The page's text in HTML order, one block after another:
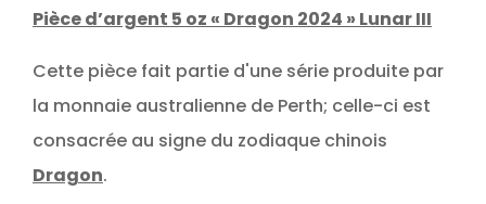
Pièce d’argent 5 oz « Dragon 2024 » Lunar III
Cette pièce fait partie d'une série produite par
la monnaie australienne de Perth; celle-ci est
consacrée au signe du zodiaque chinois
Dragon.